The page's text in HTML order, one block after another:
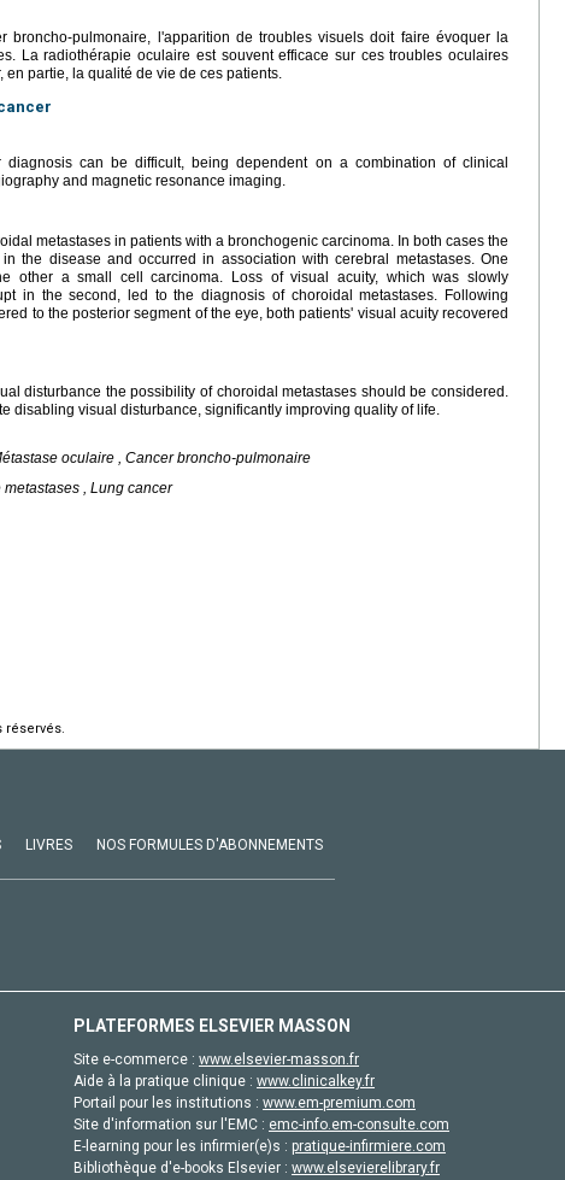
broncho-pulmonaire, l'apparition de troubles visuels doit faire évoquer la
La radiothérapie oculaire est souvent efficace sur ces troubles oculaires
partie, la qualité de vie de ces patients.
can be difficult, being dependent on a combination of clinical
and magnetic resonance imaging.
metastases in patients with a bronchogenic carcinoma. In both cases the
the disease and occurred in association with cerebral metastases. One
other a small cell carcinoma. Loss of visual acuity, which was slowly
in the second, led to the diagnosis of choroidal metastases. Following
to the posterior segment of the eye, both patients' visual acuity recovered
disturbance the possibility of choroidal metastases should be considered.
disabling visual disturbance, significantly improving quality of life.
oculaire , Cancer broncho-pulmonaire
, Lung cancer
réservés.
LIVRES NOS FORMULES D'ABONNEMENTS
PLATEFORMES ELSEVIER MASSON
Site e-commerce : www.elsevier-masson.fr
Aide à la pratique clinique : www.clinicalkey.fr
Portail pour les institutions : www.em-premium.com
Site d'information sur l'EMC : emc-info.em-consulte.com
E-learning pour les infirmier(e)s : pratique-infirmiere.com
Bibliothèque d'e-books Elsevier : www.elsevierelibrary.fr